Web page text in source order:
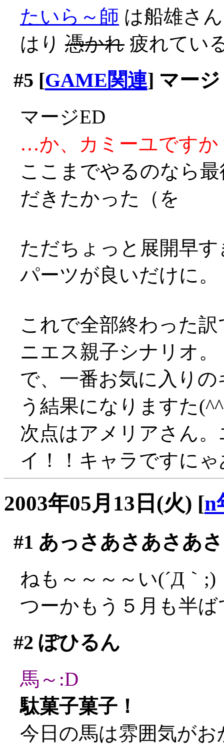
たいら～師 は船雄さ
はり 憑かれ 疲れてい
#5 [GAME関連] マージ
マージED
…か、カミーユですか
ここまでやるのなら
だきたかった（を
ただちょっと展開早
パーツが良いだけに。
これで全部終わった
ニエス親子シナリオ。
で、一番お気に入り
う結果になりますた
次点はアメリアさん
イ！！キャラですにゃ
2003年05月13日(火) [n
#1 あっさあさあさあ
ねも～～～～い(´Д｀;)
つーかもう５月も半ば
#2 ぽひるん
馬～:D
駄菓子菓子！
今日の馬は雰囲気が